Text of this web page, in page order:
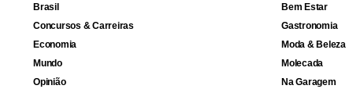
Brasil
Concursos & Carreiras
Economia
Mundo
Opinião
Bem Estar
Gastronomia
Moda & Beleza
Molecada
Na Garagem